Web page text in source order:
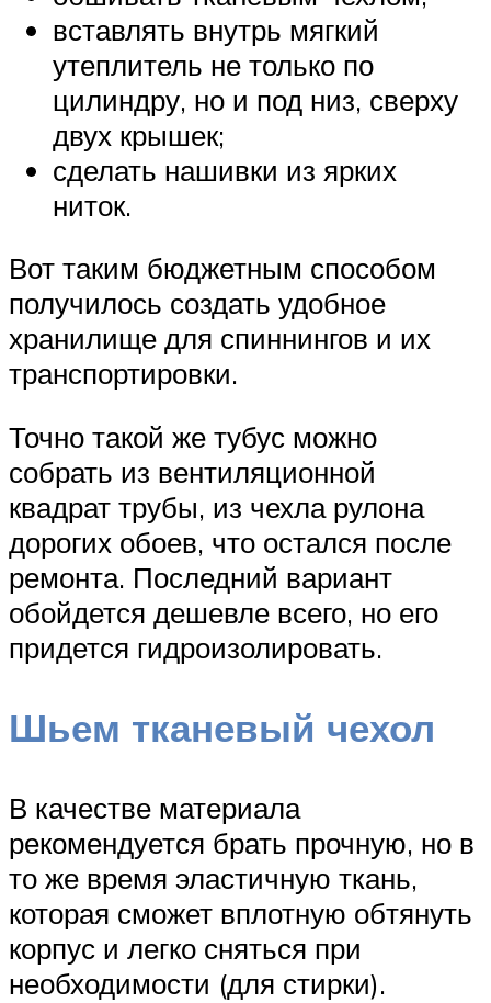
вставлять внутрь мягкий
утеплитель не только по
цилиндру, но и под низ, сверху
двух крышек;
сделать нашивки из ярких
ниток.
Вот таким бюджетным способом
получилось создать удобное
хранилище для спиннингов и их
транспортировки.
Точно такой же тубус можно
собрать из вентиляционной
квадрат трубы, из чехла рулона
дорогих обоев, что остался после
ремонта. Последний вариант
обойдется дешевле всего, но его
придется гидроизолировать.
Шьем тканевый чехол
В качестве материала
рекомендуется брать прочную, но в
то же время эластичную ткань,
которая сможет вплотную обтянуть
корпус и легко сняться при
необходимости (для стирки).